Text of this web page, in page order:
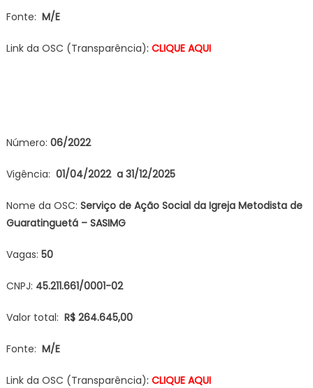
Fonte: M/E
Link da OSC (Transparência): CLIQUE AQUI
Número: 06/2022
Vigência: 01/04/2022 a 31/12/2025
Nome da OSC: Serviço de Ação Social da Igreja Metodista de
Guaratinguetá – SASIMG
Vagas: 50
CNPJ: 45.211.661/0001-02
Valor total: R$ 264.645,00
Fonte: M/E
Link da OSC (Transparência): CLIQUE AQUI